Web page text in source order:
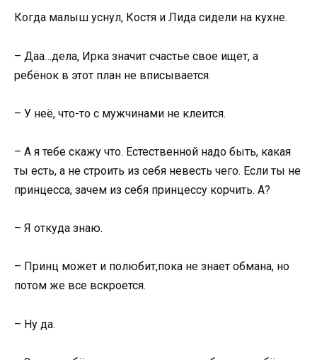
Когда малыш уснул, Костя и Лида сидели на кухне.
– Даа…дела, Ирка значит счастье свое ищет, а
ребёнок в этот план не вписывается.
– У неё, что-то с мужчинами не клеится.
– А я тебе скажу что. Естественной надо быть, какая
ты есть, а не строить из себя невесть чего. Если ты не
принцесса, зачем из себя принцессу корчить. А?
– Я откуда знаю.
– Принц может и полюбит,пока не знает обмана, но
потом же все вскроется.
– Ну да.